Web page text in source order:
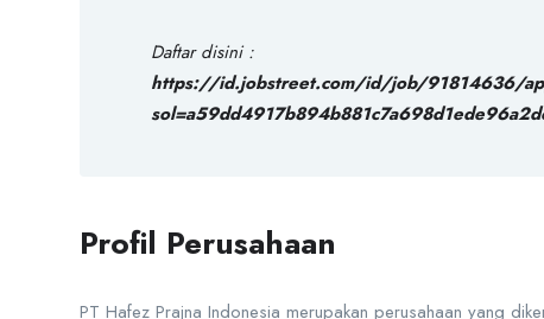
Daftar disini :
https://id.jobstreet.com/id/job/91814636/
Profil Perusahaan
PT Hafez Prajna Indonesia merupakan perusahaan yang